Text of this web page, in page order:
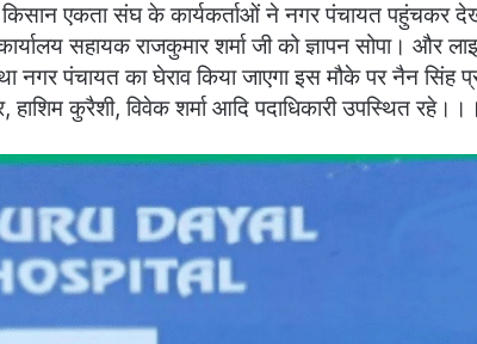
एकता संघ के कार्यकर्ताओं ने नगर पंचायत पहुंचकर देखा
सहायक राजकुमार शर्मा जी को ज्ञापन सोपा।
नगर पंचायत का घेराव किया जाएगा इस मौके पर नैन सिंह
हाशिम कुरैशी, विवेक शर्मा आदि पदाधिकारी उपस्थित रहे।।।